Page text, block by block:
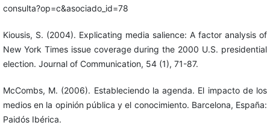
consulta?op=c&asociado_id=78
Kiousis, S. (2004). Explicating media salience: A factor analysis of
New York Times issue coverage during the 2000 U.S. presidential
election. Journal of Communication, 54 (1), 71-87.
McCombs, M. (2006). Estableciendo la agenda. El impacto de los
medios en la opinión pública y el conocimiento. Barcelona, España:
Paidós Ibérica.